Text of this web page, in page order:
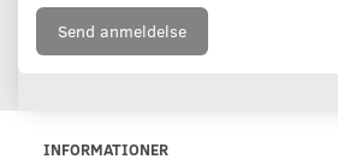
Send anmeldelse
INFORMATIONER